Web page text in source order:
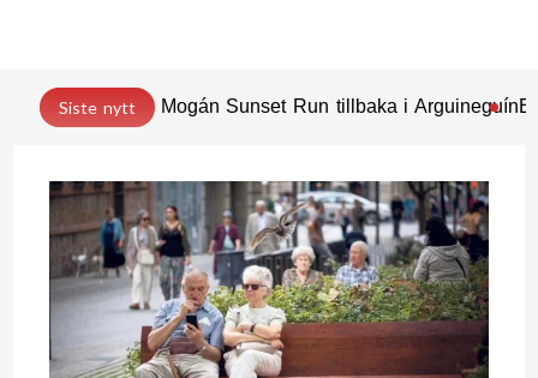
Siste nytt Mogán Sunset Run tillbaka i Arguineguín